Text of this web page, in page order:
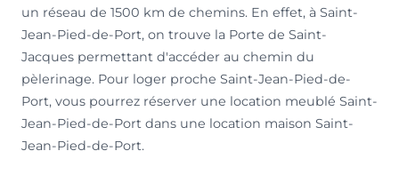
un réseau de 1500 km de chemins. En effet, à Saint-
Jean-Pied-de-Port, on trouve la Porte de Saint-
Jacques permettant d'accéder au chemin du
pèlerinage. Pour loger proche Saint-Jean-Pied-de-
Port, vous pourrez réserver une location meublé Saint-
Jean-Pied-de-Port dans une location maison Saint-
Jean-Pied-de-Port.